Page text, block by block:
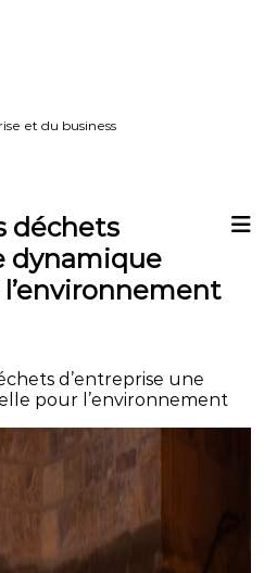
et du business
déchets
dynamique
d’entreprise une
pour l’environnement